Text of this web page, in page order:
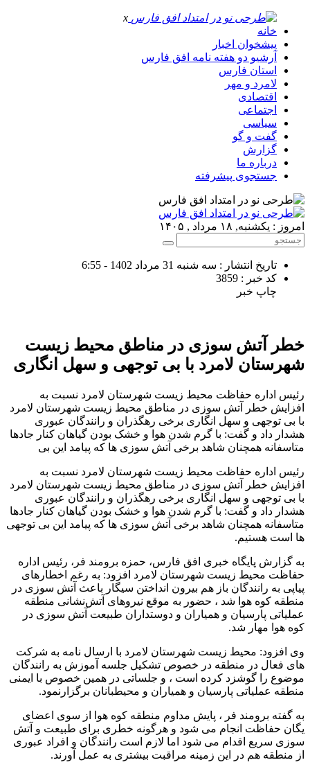
x
خانه
پیشخوان اخبار
آرشیو دو هفته نامه افق فارس
استان فارس
لامرد و مهر
اقتصادی
اجتماعی
سیاسی
گفت و گو
گزارش
درباره ما
جستجوی پیشرفته
امروز : یکشنبه, ۱۸ مرداد , ۱۴۰۵
تاریخ انتشار : سه شنبه 31 مرداد 1402 - 6:55
کد خبر : 3859
چاپ خبر
خطر آتش سوزی در مناطق محیط زیست
شهرستان لامرد با بی توجهی و سهل انگاری
رئیس اداره حفاظت محیط زیست شهرستان لامرد نسبت به
افزایش خطر آتش سوزی در مناطق محیط زیست شهرستان لامرد
با بی توجهی و سهل انگاری برخی رهگذران و رانندگان عبوری
هشدار داد و گفت: با گرم شدن هوا و خشک بودن گیاهان کنار جادها
متاسفانه همچنان شاهد برخی آتش سوزی ها که پیامد این بی
رئیس اداره حفاظت محیط زیست شهرستان لامرد نسبت به
افزایش خطر آتش سوزی در مناطق محیط زیست شهرستان لامرد
با بی توجهی و سهل انگاری برخی رهگذران و رانندگان عبوری
هشدار داد و گفت: با گرم شدن هوا و خشک بودن گیاهان کنار جادها
متاسفانه همچنان شاهد برخی آتش سوزی ها که پیامد این بی توجهی
ها است هستیم.
به گزارش پایگاه خبری افق فارس، حمزه برومند فر، رئیس اداره
حفاظت محیط زیست شهرستان لامرد افزود: به رغم اخطارهای
پیاپی به رانندگان باز هم بیرون انداختن سیگار باعث آتش سوزی در
منطقه کوه هوا شد ، حضور به موقع نیروهای آتش‌نشانی منطقه
عملیاتی پارسیان و همیاران و دوستداران طبیعت آتش سوزی در
کوه هوا مهار شد.
وی افزود: محیط زیست شهرستان لامرد با ارسال نامه به شرکت
های فعال در منطقه در خصوص تشکیل جلسه آموزش به رانندگان
موضوع را گوشزد کرده است ، و جلساتی در همین خصوص با ایمنی
منطقه عملیاتی پارسیان و همیاران و محیطبانان برگزارنمود.
به گفته برومند فر ، پایش مداوم منطقه کوه هوا از سوی اعضای
یگان حفاظت انجام می شود و هرگونه خطری برای طبیعت و آتش
سوزی سریع اقدام می شود اما لازم است رانندگان و افراد عبوری
از منطقه هم در این زمینه مراقبت بیشتری به عمل آورند.